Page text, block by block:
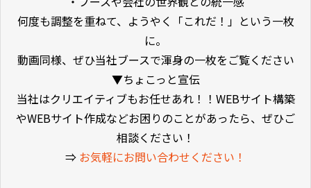
何度も調整を重ねて、ようやく「これだ！」という一枚
に。
動画同様、ぜひ当社ブースで渾身の一枚をご覧ください
▼ちょこっと宣伝
当社はクリエイティブもお任せあれ！！WEBサイト構築
やWEBサイト作成などお困りのことがあったら、ぜひご
相談ください！
⇒ お気軽にお問い合わせください！